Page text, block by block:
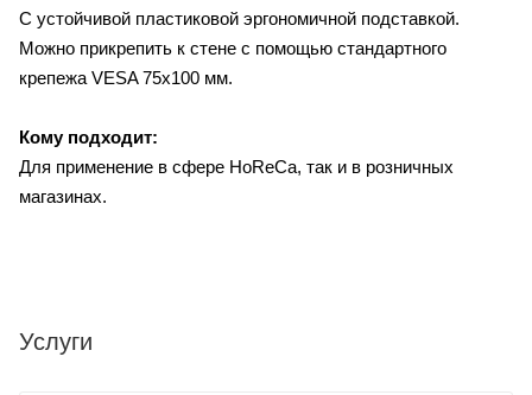
С устойчивой пластиковой эргономичной подставкой.
Можно прикрепить к стене с помощью стандартного
крепежа VESA 75х100 мм.
Кому подходит:
Для применение в сфере HoReCa, так и в розничных
магазинах.
Услуги